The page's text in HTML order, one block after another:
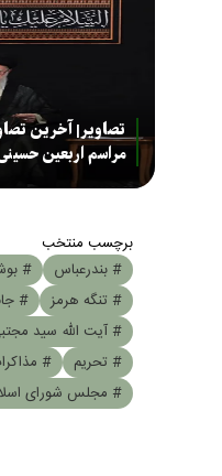
تصاویر| آخرین
مراسم اربعین
برچسب منتخب
# بندرعباس
#
# تنگه هرمز
#
# آیت الله سید
# تحریم
#
# مجلس شورای